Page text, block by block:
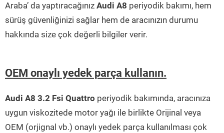
Araba’ da yaptıracağınız Audi A8 periyodik bakımı, hem
sürüş güvenliğinizi sağlar hem de aracınızın durumu
hakkında size çok değerli bilgiler verir.
OEM onaylı yedek parça kullanın.
Audi A8 3.2 Fsi Quattro periyodik bakımında, aracınıza
uygun viskozitede motor yağı ile birlikte Orijinal veya
OEM (orjignal vb.) onaylı yedek parça kullanılması çok